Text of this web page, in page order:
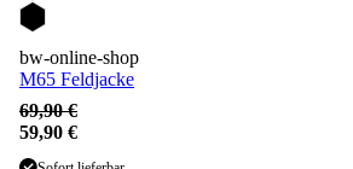
bw-online-shop
M65 Feldjacke
69,90 €
59,90 €